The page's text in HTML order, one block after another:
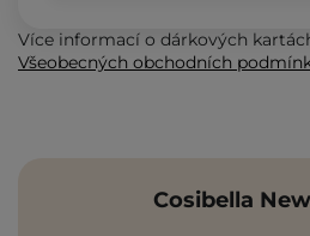
Více informací o dárkových
Všeobecných obchodních
Cosibella